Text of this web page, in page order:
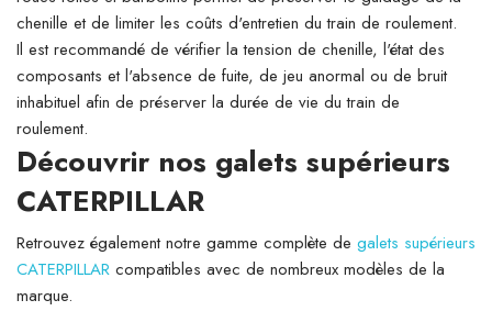
chenille et de limiter les coûts d'entretien du train de roulement.
Il est recommandé de vérifier la tension de chenille, l'état des
composants et l'absence de fuite, de jeu anormal ou de bruit
inhabituel afin de préserver la durée de vie du train de
roulement.
Découvrir nos galets supérieurs
CATERPILLAR
Retrouvez également notre gamme complète de galets supérieurs
CATERPILLAR compatibles avec de nombreux modèles de la
marque.